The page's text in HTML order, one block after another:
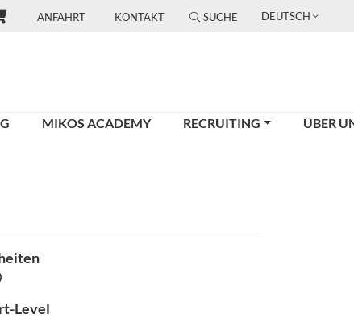
ANFAHRT KONTAKT SUCHE DEUTSCH
MIKOS ACADEMY RECRUITING ÜBER
Level